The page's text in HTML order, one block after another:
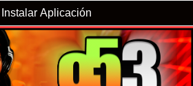
Instalar Aplicación